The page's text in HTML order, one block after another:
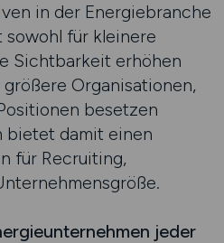
in der Energiebranche
sowohl für kleinere
Sichtbarkeit erhöhen
Organisationen,
besetzen
bietet damit einen
für Recruiting,
jeder